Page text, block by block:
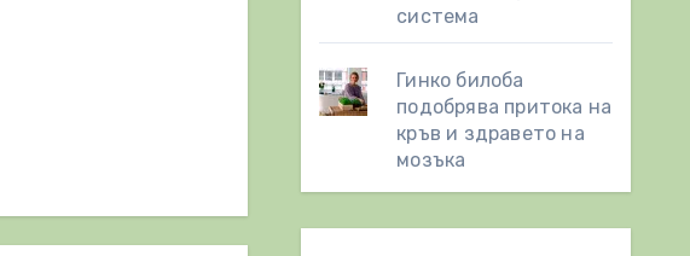
система
Гинко билоба
подобрява притока на
кръв и здравето на
мозъка